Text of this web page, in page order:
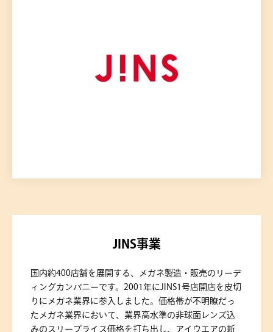
JINS事業
国内約400店舗を展開する、メガネ製造・販売のリーデ
ィングカンパニーです。2001年にJINS1号店開店を皮切
りにメガネ業界に参入しました。価格帯が不明瞭だっ
たメガネ業界において、業界高水準の非球面レンズ込
みのスリープライス価格を打ち出し、アイウエアの新